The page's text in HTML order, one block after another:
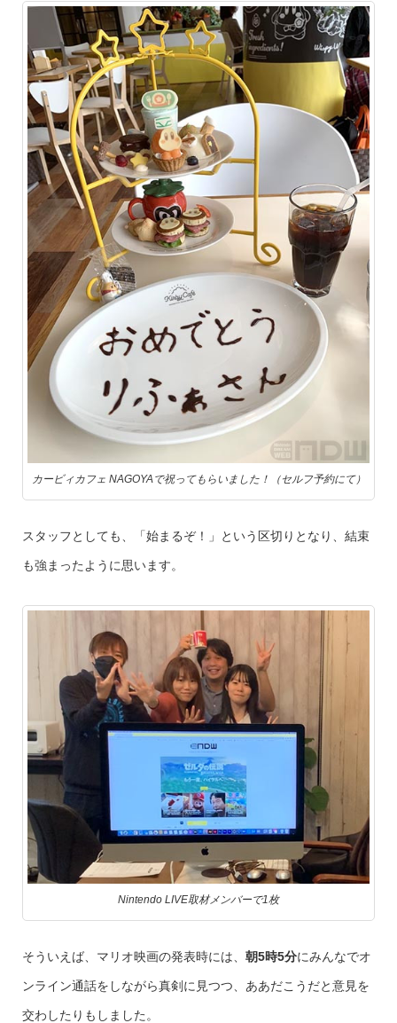
カービィカフェ NAGOYAで祝ってもらいました！（セルフ予約にて）
スタッフとしても、「始まるぞ！」という区切りとなり、結束
も強まったように思います。
Nintendo LIVE取材メンバーで1枚
そういえば、マリオ映画の発表時には、 朝5時5分にみんなでオ
ンライン通話をしながら真剣に見つつ、ああだこうだと意見を
交わしたりもしました。